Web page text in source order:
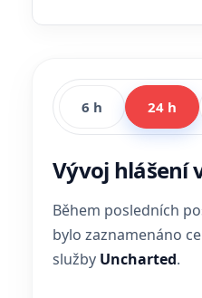
6 h 24 h
Vývoj hlášení
Během posledních
bylo zaznamenáno
služby Uncharted.